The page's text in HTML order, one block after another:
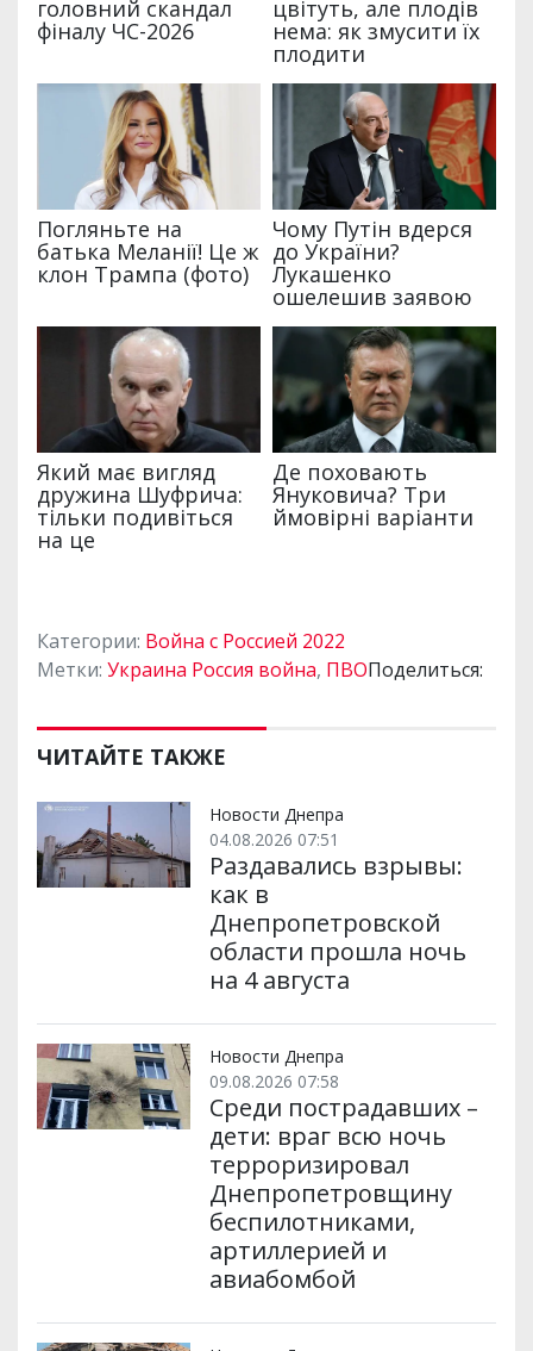
Категории: Война с Россией 2022
Метки: Украина Россия война, ПВОПоделиться:
ЧИТАЙТЕ ТАКЖЕ
Новости Днепра
04.08.2026 07:51
Раздавались взрывы:
как в
Днепропетровской
области прошла ночь
на 4 августа
Новости Днепра
09.08.2026 07:58
Среди пострадавших –
дети: враг всю ночь
терроризировал
Днепропетровщину
беспилотниками,
артиллерией и
авиабомбой